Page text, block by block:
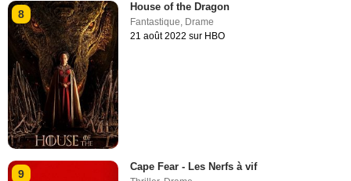
8
House of the Dragon
Fantastique, Drame
21 août 2022 sur HBO
9
Cape Fear - Les Nerfs à vif